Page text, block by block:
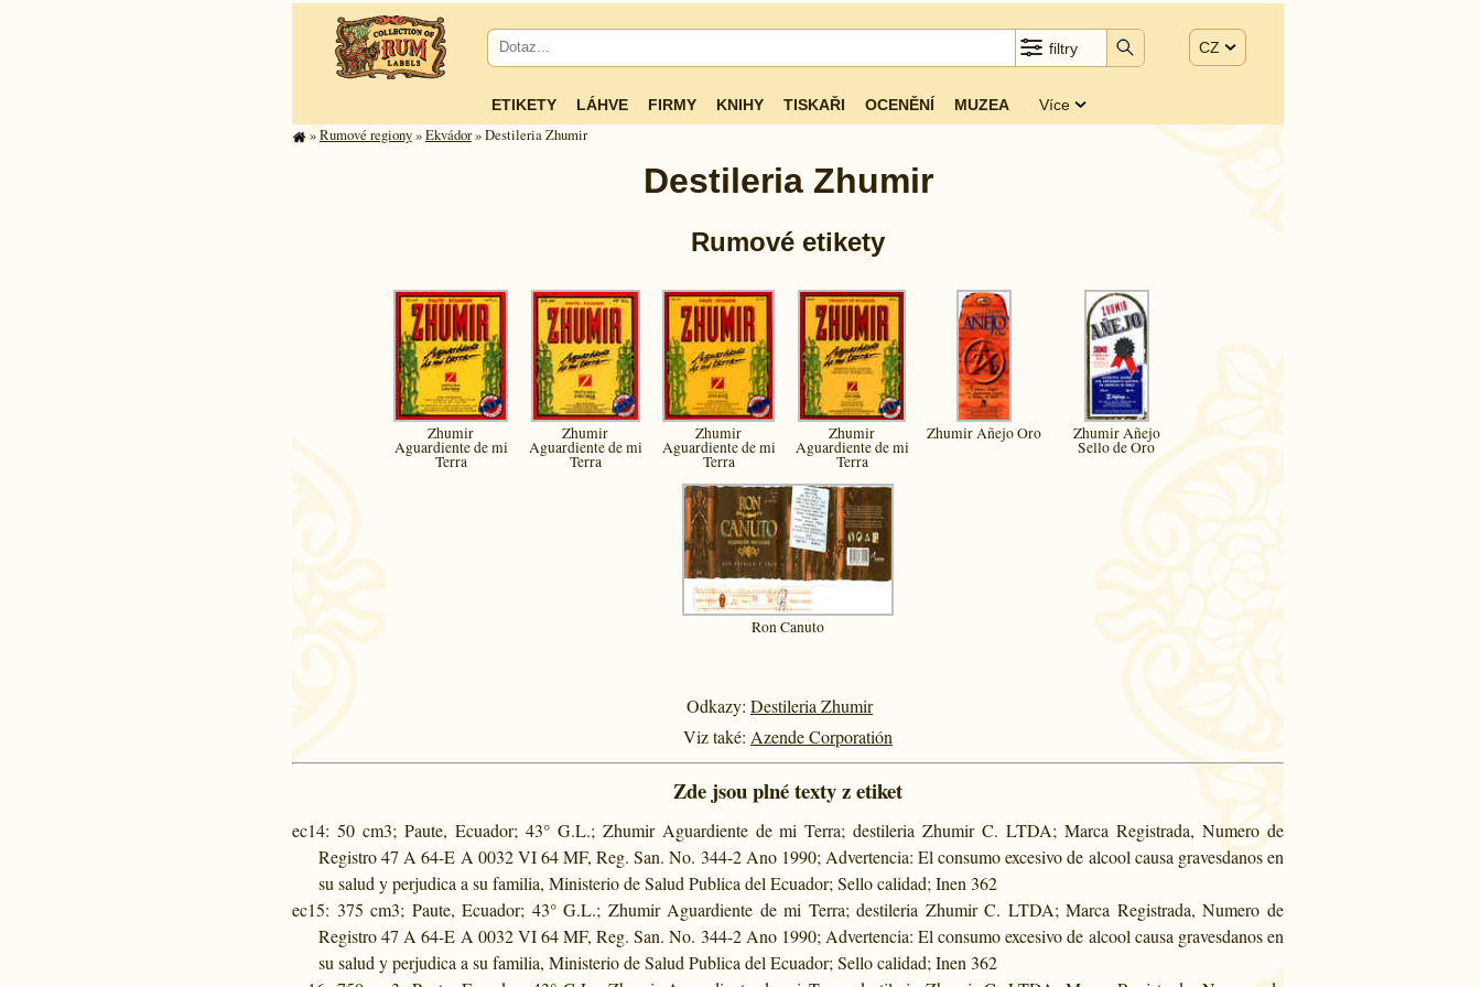
filtry CZ
ETIKETY LÁHVE FIRMY KNIHY TISKAŘI OCENĚNÍ MUZEA Více
»Rumové regiony»Ekvádor» Destileria Zhumir
Destileria Zhumir
Rumové etikety
Zhumir
Aguardiente de mi
Terra
Zhumir
Aguardiente de mi
Terra
Zhumir
Aguardiente de mi
Terra
Zhumir
Aguardiente de mi
Terra
Zhumir Añejo Oro Zhumir Añejo
Sello de Oro
Ron Canuto
Odkazy: Destileria Zhumir
Viz také: Azende Corporatión
Zde jsou plné texty z etiket
ec14: 50 cm3; Paute, Ecuador; 43° G.L.; Zhumir Aguardiente de mi Terra; destileria Zhumir C. LTDA; Marca Registrada, Numero de
Registro 47 A 64-E A 0032 VI 64 MF, Reg. San. No. 344-2 Ano 1990; Advertencia: El consumo excesivo de alcool causa gravesdanos en
su salud y perjudica a su familia, Ministerio de Salud Publica del Ecuador; Sello calidad; Inen 362
ec15: 375 cm3; Paute, Ecuador; 43° G.L.; Zhumir Aguardiente de mi Terra; destileria Zhumir C. LTDA; Marca Registrada, Numero de
Registro 47 A 64-E A 0032 VI 64 MF, Reg. San. No. 344-2 Ano 1990; Advertencia: El consumo excesivo de alcool causa gravesdanos en
su salud y perjudica a su familia, Ministerio de Salud Publica del Ecuador; Sello calidad; Inen 362